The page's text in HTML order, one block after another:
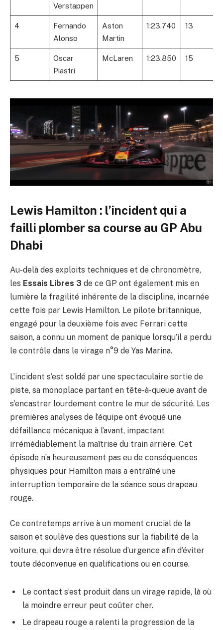
Verstappen
4
Fernando
Alonso
Aston
Martin
1:23.740 13
5
Oscar
Piastri
McLaren 1:23.850 15
Lewis Hamilton : l’incident qui a
failli plomber sa course au GP Abu
Dhabi
Au-delà des exploits techniques et de chronomètre,
les Essais Libres 3 de ce GP ont également mis en
lumière la fragilité inhérente de la discipline, incarnée
cette fois par Lewis Hamilton. Le pilote britannique,
engagé pour la deuxième fois avec Ferrari cette
saison, a connu un moment de panique lorsqu’il a perdu
le contrôle dans le virage n°9 de Yas Marina.
L’incident s’est soldé par une spectaculaire sortie de
piste, sa monoplace partant en tête-à-queue avant de
s’encastrer lourdement contre le mur de sécurité. Les
premières analyses de l’équipe ont évoqué une
défaillance mécanique à l’avant, impactant
irrémédiablement la maîtrise du train arrière. Cet
épisode n’a heureusement pas eu de conséquences
physiques pour Hamilton mais a entraîné une
interruption temporaire de la séance sous drapeau
rouge.
Ce contretemps arrive à un moment crucial de la
saison et soulève des questions sur la fiabilité de la
voiture, qui devra être résolue d’urgence afin d’éviter
toute déconvenue en qualifications ou en course.
Le contact s’est produit dans un virage rapide, là où
la moindre erreur peut coûter cher.
Le drapeau rouge a ralenti la progression de la